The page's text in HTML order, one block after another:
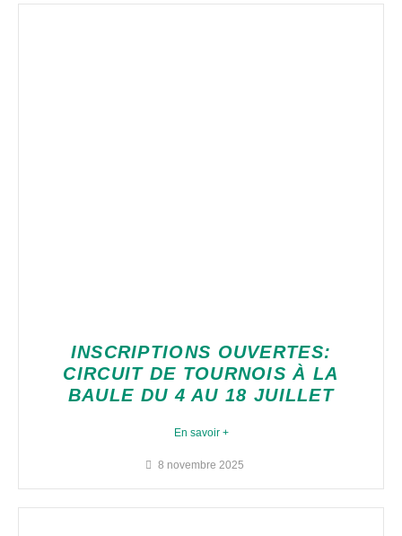
INSCRIPTIONS OUVERTES:
CIRCUIT DE TOURNOIS À LA
BAULE DU 4 AU 18 JUILLET
En savoir +
8 novembre 2025